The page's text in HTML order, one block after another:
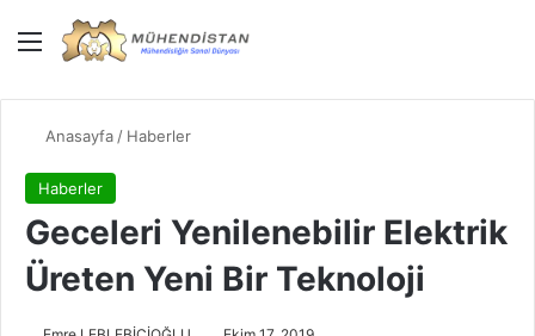
Menü
Anasayfa / Haberler
Haberler
Geceleri Yenilenebilir Elektrik
Üreten Yeni Bir Teknoloji